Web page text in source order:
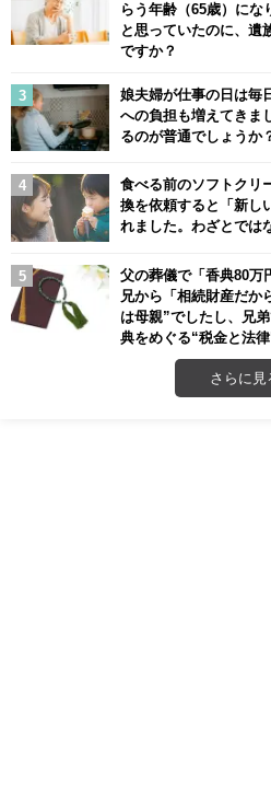
らう年齢（65歳）にな
と思っていたのに、遺
ですか？
娘夫婦が仕事の日は毎
への負担も増えてきま
るのが普通でしょうか
食べる前のソフトクリ
換を依頼すると「新し
れました。わざとでは
父の葬儀で「香典80万
兄から「相続財産だ
は母親”でしたし、兄
典をめぐる“税金と法律
さらに見